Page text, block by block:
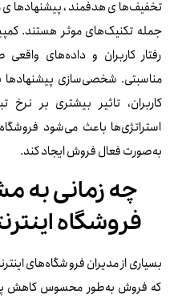
تخفیف‌های هدفمند،
جمله تکنیک‌های موثر هستند.
رفتار کاربران و داده‌های
مناسبتی. شخصی‌سازی پیشنهادها
کاربران، تاثیر بیشتری بر
استراتژی‌ها باعث می‌شود
به‌صورت فعال فروش ایجاد کند.
چه زمانی به
فروشگاه
بسیاری از مدیران فروشگاه‌های
که فروش به‌طور محسوس کاهش